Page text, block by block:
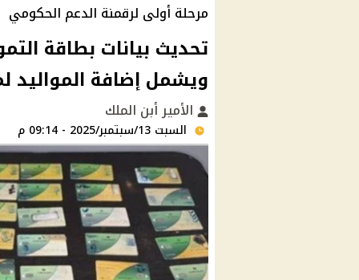
مرحلة أولى لرقمنة الدعم الحكومي
ويشمل إضافة المواليد لمدة 3
الأمير أبن الملك
السبت 13/سبتمبر/2025 - 09:14 م